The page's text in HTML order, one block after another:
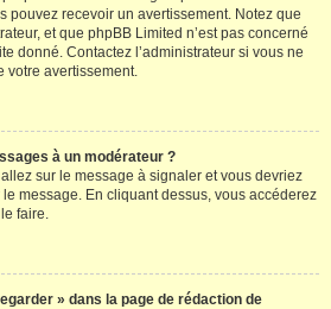
pouvez recevoir un avertissement. Notez que
et que phpBB Limited n’est pas concerné
donné. Contactez l’administrateur si vous ne
votre avertissement.
à un modérateur ?
sur le message à signaler et vous devriez
message. En cliquant dessus, vous accéderez
faire.
» dans la page de rédaction de